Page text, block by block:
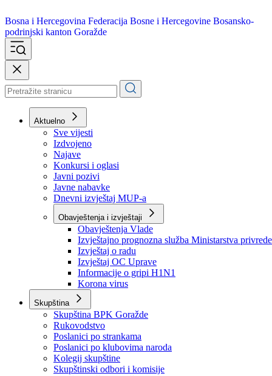
Bosna i Hercegovina
podrinjski kanton Goražde
Aktuelno
Sve vijesti
Izdvojeno
Najave
Konkursi i oglasi
Javni pozivi
Javne nabavke
Dnevni izvještaj MUP-a
Obavještenja i izvještaji
Obavještenja Vlade
Izvještajno prognozna služba Ministarstva privrede
Izvještaj o radu
Izvještaj OC Uprave
Informacije o gripi H1N1
Korona virus
Skupština
Skupština BPK Goražde
Rukovodstvo
Poslanici po strankama